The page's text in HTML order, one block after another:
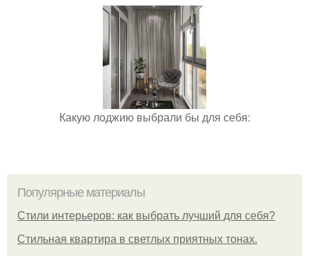
Какую лоджию выбрали бы для себя:
Популярные материалы
Стили интерьеров: как выбрать лучший для себя?
Стильная квартира в светлых приятных тонах.